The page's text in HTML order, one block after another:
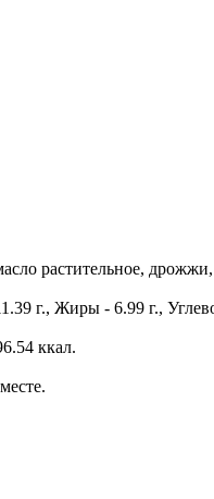
растительное, дрожжи,
г., Жиры - 6.99 г.,
ккал.